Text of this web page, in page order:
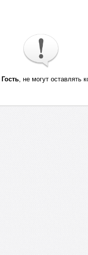
Гость, не могут оставлять